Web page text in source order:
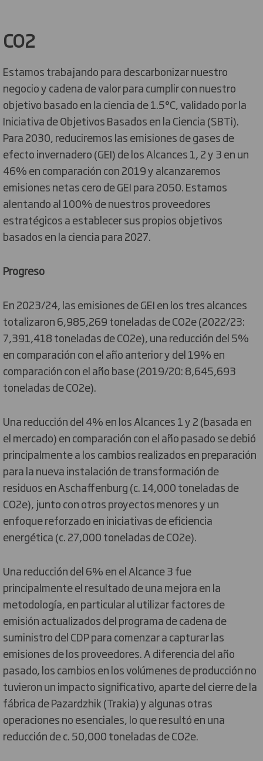
CO2
Estamos trabajando para descarbonizar nuestro
negocio y cadena de valor para cumplir con nuestro
objetivo basado en la ciencia de 1.5°C, validado por la
Iniciativa de Objetivos Basados en la Ciencia (SBTi).
Para 2030, reduciremos las emisiones de gases de
efecto invernadero (GEI) de los Alcances 1, 2 y 3 en un
46% en comparación con 2019 y alcanzaremos
emisiones netas cero de GEI para 2050. Estamos
alentando al 100% de nuestros proveedores
estratégicos a establecer sus propios objetivos
basados en la ciencia para 2027.
Progreso
En 2023/24, las emisiones de GEI en los tres alcances
totalizaron 6,985,269 toneladas de CO2e (2022/23:
7,391,418 toneladas de CO2e), una reducción del 5%
en comparación con el año anterior y del 19% en
comparación con el año base (2019/20: 8,645,693
toneladas de CO2e).
Una reducción del 4% en los Alcances 1 y 2 (basada en
el mercado) en comparación con el año pasado se debió
principalmente a los cambios realizados en preparación
para la nueva instalación de transformación de
residuos en Aschaffenburg (c. 14,000 toneladas de
CO2e), junto con otros proyectos menores y un
enfoque reforzado en iniciativas de eficiencia
energética (c. 27,000 toneladas de CO2e).
Una reducción del 6% en el Alcance 3 fue
principalmente el resultado de una mejora en la
metodología, en particular al utilizar factores de
emisión actualizados del programa de cadena de
suministro del CDP para comenzar a capturar las
emisiones de los proveedores. A diferencia del año
pasado, los cambios en los volúmenes de producción no
tuvieron un impacto significativo, aparte del cierre de la
fábrica de Pazardzhik (Trakia) y algunas otras
operaciones no esenciales, lo que resultó en una
reducción de c. 50,000 toneladas de CO2e.